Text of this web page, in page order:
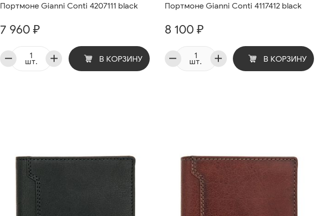
Портмоне Gianni Conti 4207111 black
7 960 ₽
шт. В КОРЗИНУ
Портмоне Gianni Conti 4117412 black
8 100 ₽
шт. В КОРЗИНУ